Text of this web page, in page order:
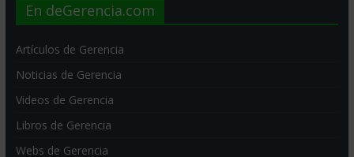
En deGerencia.com
Artículos de Gerencia
Noticias de Gerencia
Videos de Gerencia
Libros de Gerencia
Webs de Gerencia